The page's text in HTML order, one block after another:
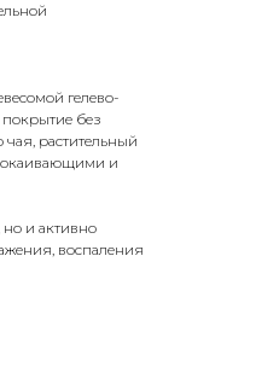
гелево-
покрытие без
растительный
и
и активно
воспаления